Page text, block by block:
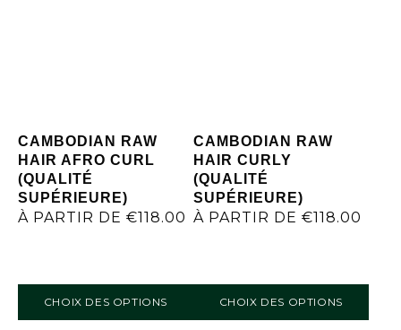
CAMBODIAN RAW
HAIR AFRO CURL
(QUALITÉ
SUPÉRIEURE)
À PARTIR DE €118.00
CHOIX DES OPTIONS
CAMBODIAN RAW
HAIR CURLY
(QUALITÉ
SUPÉRIEURE)
À PARTIR DE €118.00
CHOIX DES OPTIONS